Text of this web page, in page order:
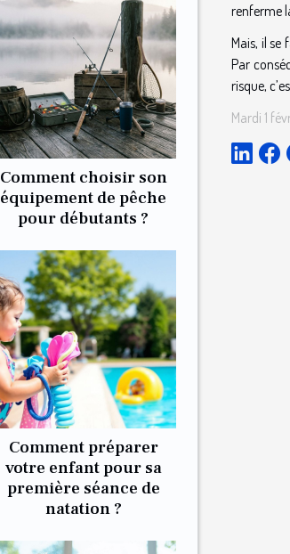
Comment choisir son
équipement de pêche
pour débutants ?
Comment préparer
votre enfant pour sa
première séance de
natation ?
renferme
Mais, il se
Par
risque,
Mardi 1